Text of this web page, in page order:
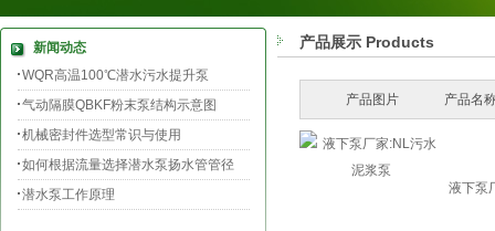
新闻动态
WQR高温100℃潜水污水提升泵
气动隔膜QBKF粉末泵结构示意图
机械密封件选型常识与使用
如何根据流量选择潜水泵扬水管管径
潜水泵工作原理
产品展示 Products
产品图片 产品名
液下泵